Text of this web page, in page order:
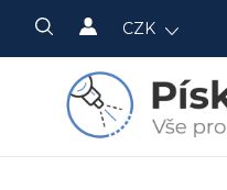
obsah
CZK